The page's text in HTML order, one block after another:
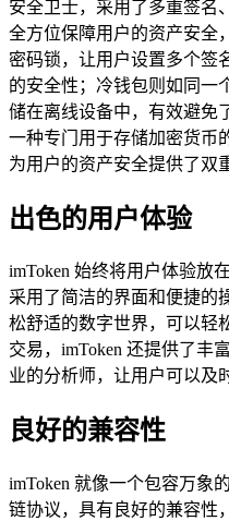
安全卫士，采用了多重签名
全方位保障用户的资产安全
密码锁，让用户设置多个签
的安全性；冷钱包则如同一
储在离线设备中，有效避免
一种专门用于存储加密货币
为用户的资产安全提供了双
出色的用户体验
imToken 始终将用户体验放
采用了简洁的界面和便捷的
松舒适的数字世界，可以轻
交易，imToken 还提供了丰
业的分析师，让用户可以及
良好的兼容性
imToken 就像一个包容万象
链协议，具有良好的兼容性